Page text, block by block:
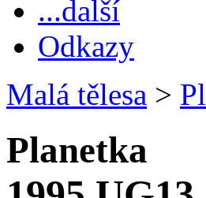
...další
Odkazy
Malá tělesa >
Planetka